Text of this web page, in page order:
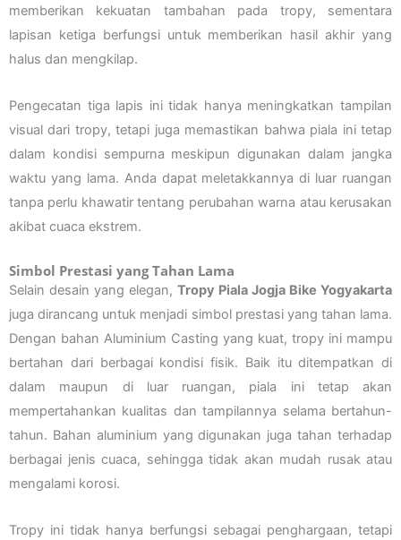
memberikan kekuatan tambahan pada tropy, sementara
lapisan ketiga berfungsi untuk memberikan hasil akhir yang
halus dan mengkilap.
Pengecatan tiga lapis ini tidak hanya meningkatkan tampilan
visual dari tropy, tetapi juga memastikan bahwa piala ini tetap
dalam kondisi sempurna meskipun digunakan dalam jangka
waktu yang lama. Anda dapat meletakkannya di luar ruangan
tanpa perlu khawatir tentang perubahan warna atau kerusakan
akibat cuaca ekstrem.
Simbol Prestasi yang Tahan Lama
Selain desain yang elegan, Tropy Piala Jogja Bike Yogyakarta
juga dirancang untuk menjadi simbol prestasi yang tahan lama.
Dengan bahan Aluminium Casting yang kuat, tropy ini mampu
bertahan dari berbagai kondisi fisik. Baik itu ditempatkan di
dalam maupun di luar ruangan, piala ini tetap akan
mempertahankan kualitas dan tampilannya selama bertahun-
tahun. Bahan aluminium yang digunakan juga tahan terhadap
berbagai jenis cuaca, sehingga tidak akan mudah rusak atau
mengalami korosi.
Tropy ini tidak hanya berfungsi sebagai penghargaan, tetapi